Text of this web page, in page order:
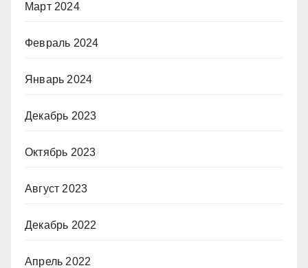
Март 2024
Февраль 2024
Январь 2024
Декабрь 2023
Октябрь 2023
Август 2023
Декабрь 2022
Апрель 2022